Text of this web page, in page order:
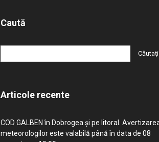
Caută
Articole recente
COD GALBEN în Dobrogea și pe litoral.
meteorologilor este valabilă până în data de 08